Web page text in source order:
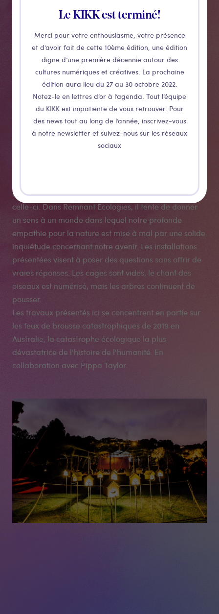
Le KIKK est terminé!
Merci pour votre enthousiasme, votre présence
et d’avoir fait de cette 10ème édition, une édition
digne d’une première décennie autour des
cultures numériques et créatives. La prochaine
édition aura lieu du 27 au 30 octobre 2022.
Notez-le en lettres d’or à l’agenda. Tout l’équipe
du KIKK est impatiente de vous retrouver. Pour
des news tout au long de l’année, inscrivez-vous
à notre newsletter et suivez-nous sur les réseaux
sociaux
Jony Easterby traite à la fois de la dégradation et de
la restauration de l’environnement.
Remnant Ecologies est une réponse artistique à une
inquiétude croissante à l’égard de notre déconnexion
et de notre désengagement du monde naturel. Cette
oeuvre est composée de différents tableaux jalonné
de nichoirs, de branches et d’arbres au cœur de la
ville, de projections d’une beauté d’un autre monde.
Une invitation à l’émerveillement de tous les âges, à
un retour aux choses simples.
nature et mettre en lumière notre déconnexion avec
celle-ci. Dans Remnant Ecologies, il tente de donner
un sens à un monde dans lequel notre profonde
empathie pour la nature est mise à mal par une solide
inquiétude concernant notre avenir. Les installations
présentées visent à poser des questions sans offrir de
vraies réponses. Les cages sont vides, le chant des
oiseaux est numérisé, mais les arbres continuent de
pousser.
Les travaux présentés ici se concentrent en partie sur
les feux de brousse catastrophiques de 2019 en
Australie, la catastrophe écologique la plus
dévastatrice de l'histoire de l'humanité. En
collaboration avec Pippa Taylor.
Médias